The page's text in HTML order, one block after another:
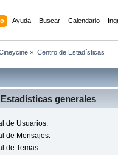
Ayuda Buscar Calendario
» Centro de Estadísticas
Estadísticas generales
de Usuarios:
de Mensajes:
de Temas: